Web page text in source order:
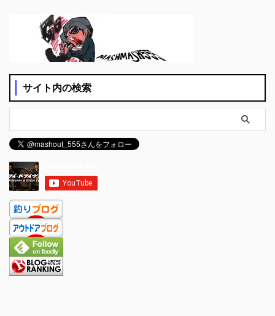
サイト内の検索